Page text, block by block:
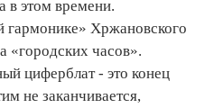
в этом времени.
гармонике» Хржановского
«городских часов».
циферблат - это конец
не заканчивается,